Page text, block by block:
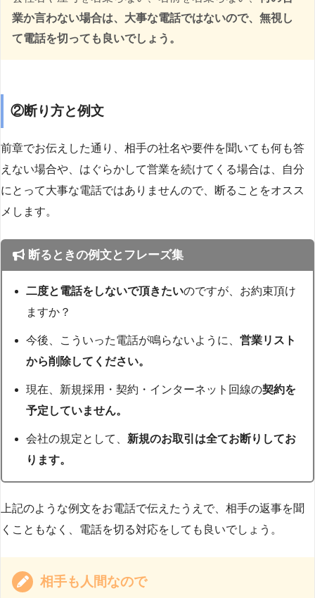
業か言わない場合は、大事な電話ではないので、無視し
て電話を切っても良いでしょう。
②断り方と例文
前章でお伝えした通り、相手の社名や要件を聞いても何も答
えない場合や、はぐらかして営業を続けてくる場合は、自分
にとって大事な電話ではありませんので、断ることをオスス
メします。
断るときの例文とフレーズ集
二度と電話をしないで頂きたいのですが、お約束頂け
ますか？
今後、こういった電話が鳴らないように、営業リスト
から削除してください。
現在、新規採用・契約・インターネット回線の契約を
予定していません。
会社の規定として、 新規のお取引は全てお断りしてお
ります。
上記のような例文をお電話で伝えたうえで、相手の返事を聞
くこともなく、電話を切る対応をしても良いでしょう。
相手も人間なので